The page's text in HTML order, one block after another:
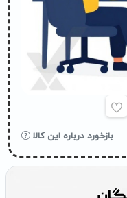
بازخورد درباره این کالا